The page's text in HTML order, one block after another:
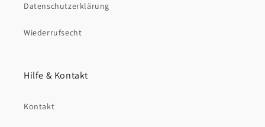
Datenschutzerklärung
Wiederrufsecht
Hilfe & Kontakt
Kontakt